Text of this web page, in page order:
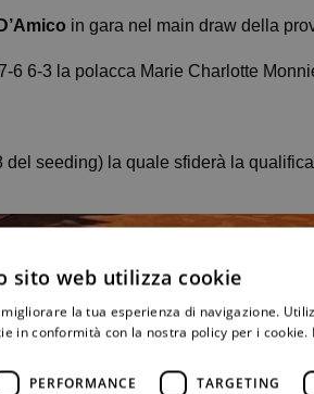
in gara nel main draw della
6-3 la polacca Marie Charlotte
seeding) la quale sfiderà la
sito web utilizza cookie
la tua esperienza di navigazione.
in conformità con la nostra policy per i cookie.
PERFORMANCE TARGETING